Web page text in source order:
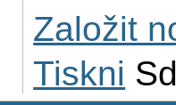
Založit
Tiskni